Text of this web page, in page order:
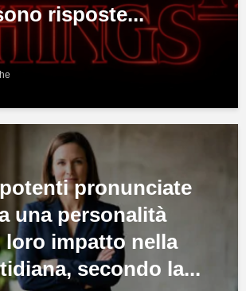
risposte...
pronunciate
una personalità
loro impatto nella
secondo la...